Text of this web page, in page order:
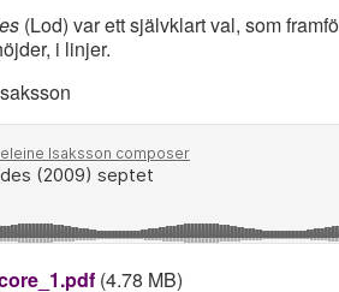
(Lod) var ett självklart val, som
i linjer.
(4.78 MB)